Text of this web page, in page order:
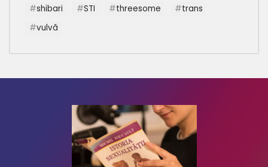
shibari
STI threesome
trans
vulvă